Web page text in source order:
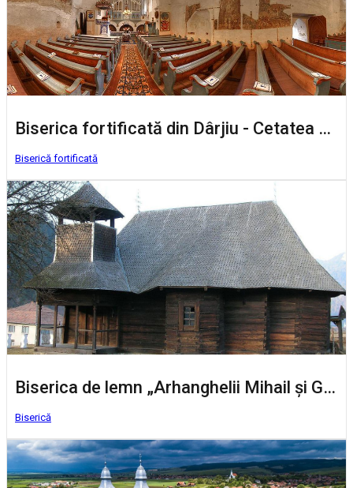
Biserica fortificată din Dârjiu - Cetatea Slăninilor
Biserică fortificată
Biserica de lemn „Arhanghelii Mihail şi Gavril” - Tulgheș
Biserică